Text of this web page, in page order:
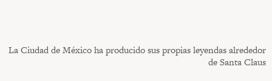
La Ciudad de México ha producido sus propias leyendas alrededor
de Santa Claus